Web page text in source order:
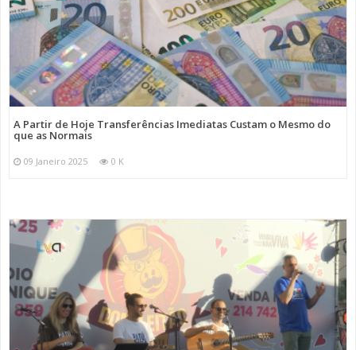
A Partir de Hoje Transferências Imediatas Custam o Mesmo do
que as Normais
09 Janeiro 2025 0 K